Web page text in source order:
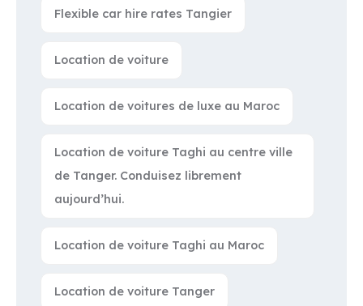
Flexible car hire rates Tangier
Location de voiture
Location de voitures de luxe au Maroc
Location de voiture Taghi au centre ville
de Tanger. Conduisez librement
aujourd’hui.
Location de voiture Taghi au Maroc
Location de voiture Tanger